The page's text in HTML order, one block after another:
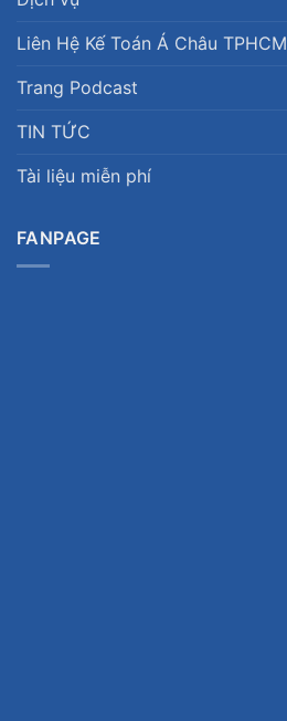
Liên Hệ Kế Toán Á Châu TPHCM
Trang Podcast
TIN TỨC
Tài liệu miễn phí
FANPAGE